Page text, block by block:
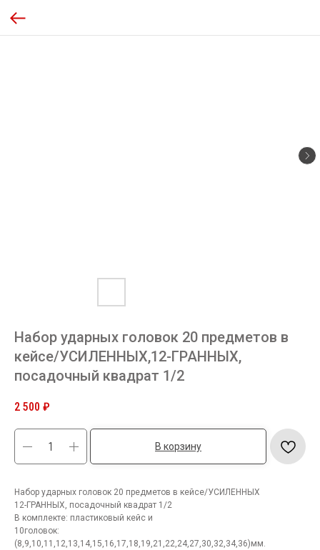
Набор ударных головок 20 предметов в
кейсе/УСИЛЕННЫХ,12-ГРАННЫХ,
посадочный квадрат 1/2
2 500 ₽
В корзину
Набор ударных головок 20 предметов в кейсе/УСИЛЕННЫХ
12-ГРАННЫХ, посадочный квадрат 1/2
В комплекте: пластиковый кейс и
10головок:
(8,9,10,11,12,13,14,15,16,17,18,19,21,22,24,27,30,32,34,36)мм.